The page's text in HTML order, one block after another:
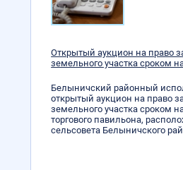
Открытый аукцион на право
земельного участка сроком
Белыничский районный
открытый аукцион на право
земельного участка сроком
торгового павильона,
сельсовета Белыничского